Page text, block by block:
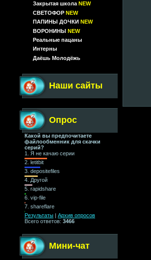
Закрытая школа NEW
СВЕТОФОР NEW
ПАПИНЫ ДОЧКИ NEW
ВОРОНИНЫ NEW
Реальные пацаны
Интерны
Даёшь Молодёжь
Наши сайты
Опрос
Какой вы предпочитаете
файлообменник для скачки
серий?
1. Я не качаю серии
2. letitbit
3. depositefiles
4. Другой
5. rapidshare
6. vip-file
7. shareflare
Результаты | Архив опросов
Всего ответов: 3466
Мини-чат